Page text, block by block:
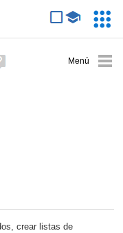
avanzada
crear listas de